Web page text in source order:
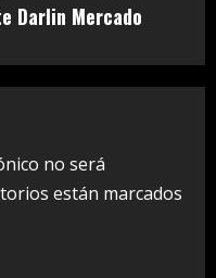
Darlin Mercado
no será
están marcados